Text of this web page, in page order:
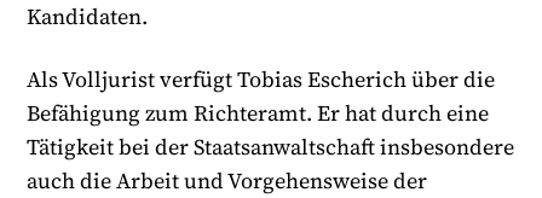
Kandidaten.
Als Volljurist verfügt Tobias Escherich über die
Befähigung zum Richteramt. Er hat durch eine
Tätigkeit bei der Staatsanwaltschaft insbesondere
auch die Arbeit und Vorgehensweise der